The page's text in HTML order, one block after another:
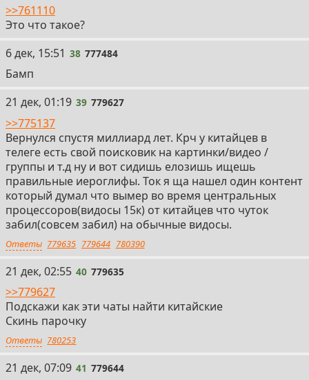
>>761110
Это что такое?
38
6 дек, 15:51 38 777484
Бамп
39
21 дек, 01:19 39 779627
>>775137
Вернулся спустя миллиард лет. Крч у китайцев в
телеге есть свой поисковик на картинки/видео /
группы и т.д ну и вот сидишь елозишь ищешь
правильные иероглифы. Ток я ща нашел один контент
который думал что вымер во время центральных
процессоров(видосы 15к) от китайцев что чуток
забил(совсем забил) на обычные видосы.
Ответы 779635 779644 780390
40
21 дек, 02:55 40 779635
>>779627
Подскажи как эти чаты найти китайские
Скинь парочку
Ответы 780253
41
21 дек, 07:09 41 779644